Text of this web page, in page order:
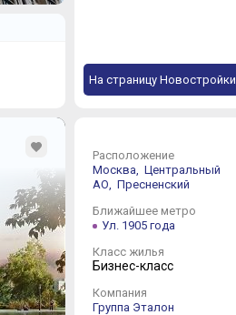
На страницу Новостройки
Расположение
Москва,
Центральный
АО,
Пресненский
Ближайшее метро
Ул. 1905 года
Класс жилья
Бизнес-класс
Компания
Группа Эталон